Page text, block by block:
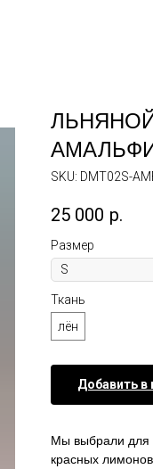
SKU: DMT02S-
25 000 р.
Размер
Ткань
лён
Добавить в
Мы выбрали для
красных